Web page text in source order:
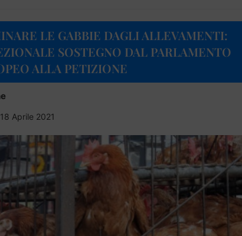
LE GABBIE DAGLI ALLEVAMENTI:
SOSTEGNO DAL PARLAMENTO
ALLA PETIZIONE
Aprile 2021